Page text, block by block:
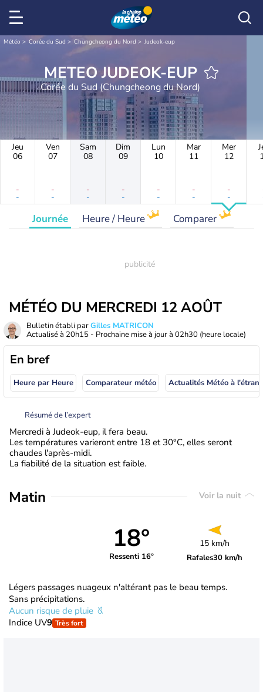
Météo Corée du Sud Chungcheong du Nord Judeok-eup
METEO JUDEOK-EUP
Corée du Sud (Chungcheong du Nord)
Jeu
06
-
-
Ven
07
-
-
Sam
08
-
-
Dim
09
-
-
Lun
10
-
-
Mar
11
-
-
Mer
12
-
-
Journée Heure / Heure Comparer
MÉTÉO DU MERCREDI 12 AOÛT
Bulletin établi parGilles MATRICON
Actualisé à 20h15 - Prochaine mise à jour à 02h30 (heure locale)
En bref
Heure par Heure Comparateur météo
Résumé de l’expert
Mercredi à Judeok-eup, il fera beau.
Les températures varieront entre 18 et 30°C, elles seront
chaudes l'après-midi.
La fiabilité de la situation est faible.
Matin Voir la nuit
18°
Ressenti 16°
15 km/h
Rafales30 km/h
Légers passages nuageux n'altérant pas le beau temps.
Sans précipitations.
Aucun risque de pluie
Indice UV9 Très fort